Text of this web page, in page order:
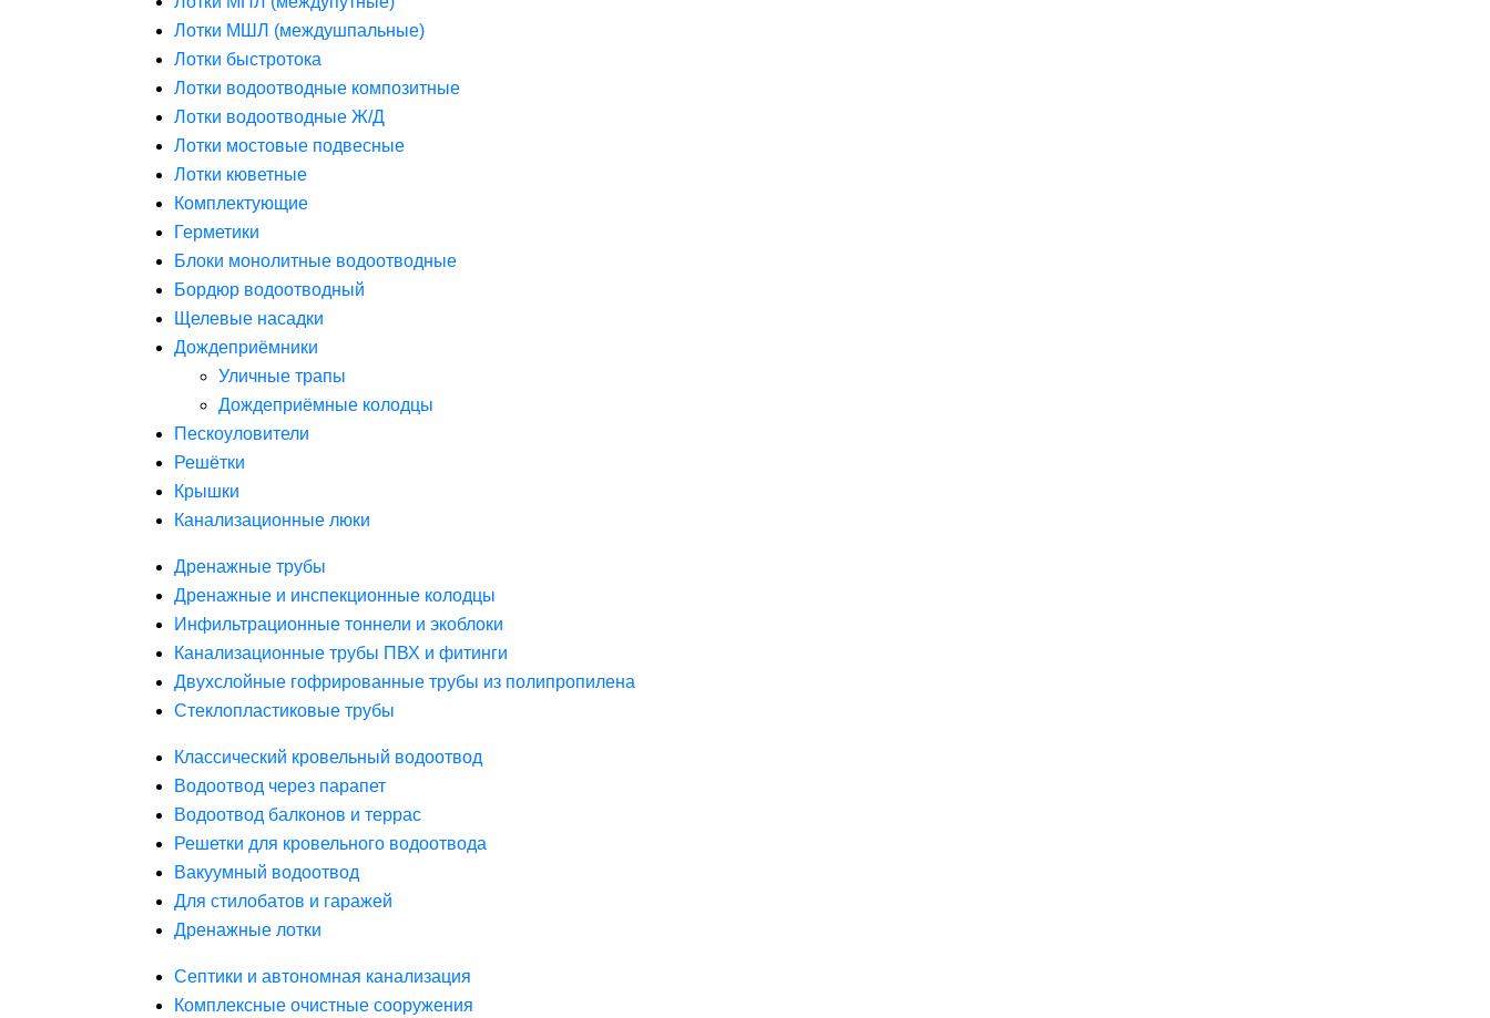
Лотки МШЛ (междушпальные)
Лотки быстротока
Лотки водоотводные композитные
Лотки водоотводные Ж/Д
Лотки мостовые подвесные
Лотки кюветные
Комплектующие
Герметики
Блоки монолитные водоотводные
Бордюр водоотводный
Щелевые насадки
Дождеприёмники
Уличные трапы
Дождеприёмные колодцы
Пескоуловители
Решётки
Крышки
Канализационные люки
Дренажные трубы
Дренажные и инспекционные колодцы
Инфильтрационные тоннели и экоблоки
Канализационные трубы ПВХ и фитинги
Двухслойные гофрированные трубы из полипропилена
Стеклопластиковые трубы
Классический кровельный водоотвод
Водоотвод через парапет
Водоотвод балконов и террас
Решетки для кровельного водоотвода
Вакуумный водоотвод
Для стилобатов и гаражей
Дренажные лотки
Септики и автономная канализация
Комплексные очистные сооружения